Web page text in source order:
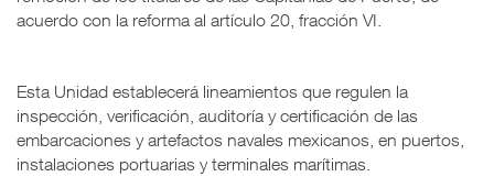
acuerdo con la reforma al artículo 20, fracción VI.
Esta Unidad establecerá lineamientos que regulen la
inspección, verificación, auditoría y certificación de las
embarcaciones y artefactos navales mexicanos, en puertos,
instalaciones portuarias y terminales marítimas.